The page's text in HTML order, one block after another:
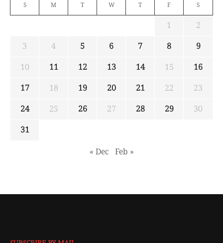
S M T W T F S
1
2
3
4 5 6 7 8
9
10
11 12 13 14 15
16
17
18 19 20 21 22
23
24
25 26 27 28 29
30
31
« Dec Feb »